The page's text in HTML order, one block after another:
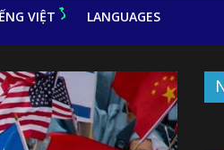
VIỆT LANGUAGES